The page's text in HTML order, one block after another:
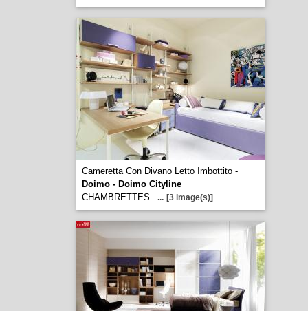
Cameretta Con Divano Letto Imbottito -
Doimo - Doimo Cityline
CHAMBRETTES
... [3 image(s)]